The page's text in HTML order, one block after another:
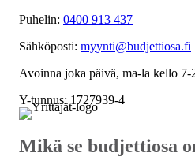
Puhelin: 0400 913 437
Sähköposti: myynti@budjettiosa.fi
Avoinna joka päivä, ma-la kello 7-
Y-tunnus: 1727939-4
Mikä se budjettiosa